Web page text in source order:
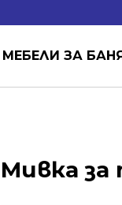
МЕБЕЛИ ЗА
Мивка за